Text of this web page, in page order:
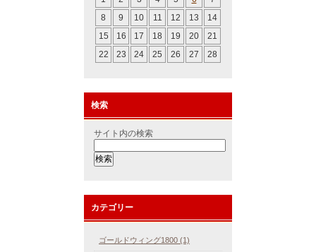
8
9 10 11 12 13
14
15
16 17 18 19 20
21
22
23 24 25 26 27 28
検索
サイト内の検索
カテゴリー
ゴールドウィング1800 (1)